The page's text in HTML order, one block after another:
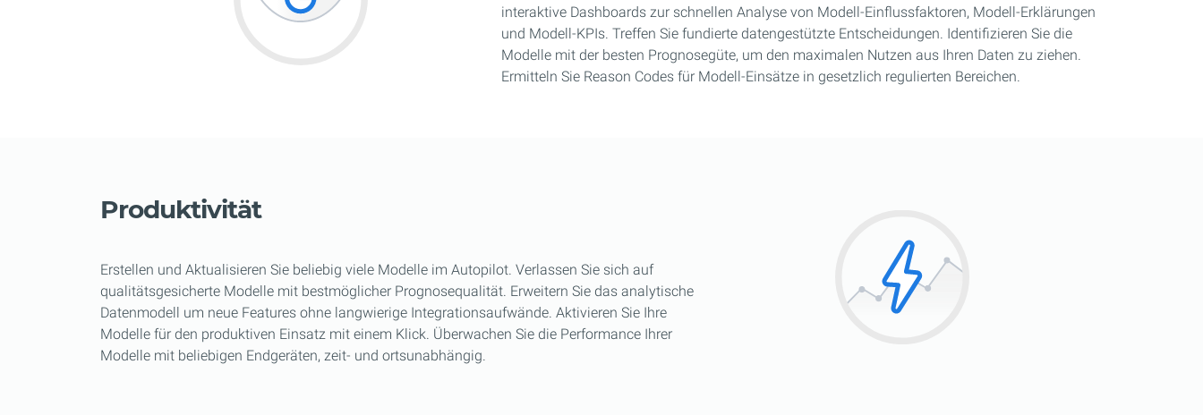
interaktive Dashboards zur schnellen Analyse von Modell-Einflussfaktoren, Modell-Erklärungen
und Modell-KPIs. Treffen Sie fundierte datengestützte Entscheidungen. Identifizieren Sie die
Modelle mit der besten Prognosegüte, um den maximalen Nutzen aus Ihren Daten zu ziehen.
Ermitteln Sie Reason Codes für Modell-Einsätze in gesetzlich regulierten Bereichen.
Produktivität
Erstellen und Aktualisieren Sie beliebig viele Modelle im Autopilot. Verlassen Sie sich auf
qualitätsgesicherte Modelle mit bestmöglicher Prognosequalität. Erweitern Sie das analytische
Datenmodell um neue Features ohne langwierige Integrationsaufwände. Aktivieren Sie Ihre
Modelle für den produktiven Einsatz mit einem Klick. Überwachen Sie die Performance Ihrer
Modelle mit beliebigen Endgeräten, zeit- und ortsunabhängig.